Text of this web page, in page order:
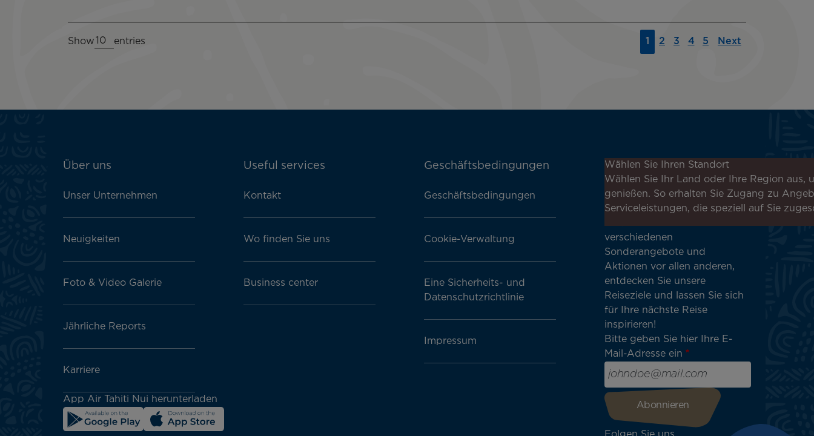
1 2 3 4 5 Next
Show entries
ATN:
menu
Über uns
Unser Unternehmen
Neuigkeiten
Foto & Video Galerie
Jährliche Reports
Karriere
Useful services
Kontakt
Wo finden Sie uns
Business center
Geschäftsbedingungen
Geschäftsbedingungen
Cookie-Verwaltung
Eine Sicherheits- und
Datenschutzrichtlinie
Impressum
App Air Tahiti Nui herunterladen
Melden Sie sich für unseren
Newsletter an, um die
neuesten Nachrichten zu
erhalten!
verschiedenen
Sonderangebote und
Aktionen vor allen anderen,
entdecken Sie unsere
Reiseziele und lassen Sie sich
für Ihre nächste Reise
inspirieren!
Bitte geben Sie hier Ihre E-
Mail-Adresse ein
Wählen Sie Ihren Standort
Wählen Sie Ihr Land oder Ihre Region aus,
genießen. So erhalten Sie Zugang zu
Serviceleistungen, die speziell auf Sie